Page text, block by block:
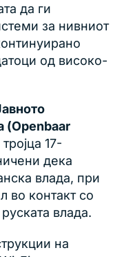
да ги
за нивниот
од високо-
(Openbaar
17-
дека
влада, при
во контакт со
влада.
на